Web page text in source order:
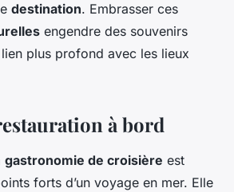
destination. Embrasser ces
engendre des souvenirs
plus profond avec les lieux
à bord
gastronomie de croisière est
forts d’un voyage en mer. Elle